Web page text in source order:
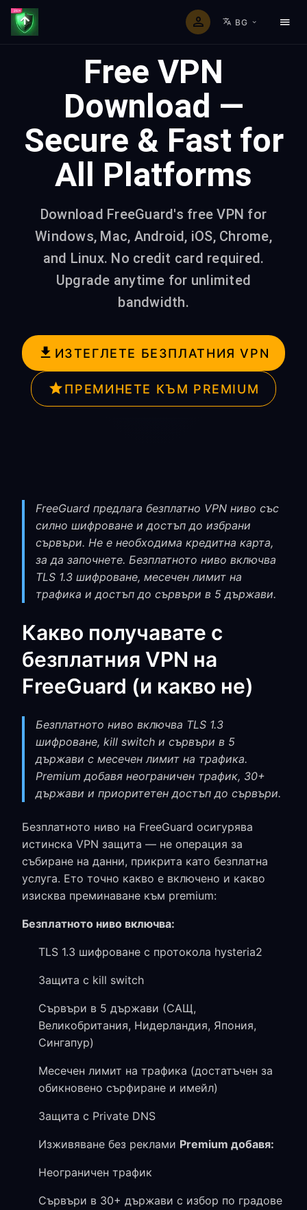
BG
Free VPN
Download —
Secure & Fast for
All Platforms
Download FreeGuard's free VPN for
Windows, Mac, Android, iOS, Chrome,
and Linux. No credit card required.
Upgrade anytime for unlimited
bandwidth.
ИЗТЕГЛЕТЕ БЕЗПЛАТНИЯ VPN
ПРЕМИНЕТЕ КЪМ PREMIUM
FreeGuard предлага безплатно VPN ниво със
силно шифроване и достъп до избрани
сървъри. Не е необходима кредитна карта,
за да започнете. Безплатното ниво включва
TLS 1.3 шифроване, месечен лимит на
трафика и достъп до сървъри в 5 държави.
Какво получавате с
безплатния VPN на
FreeGuard (и какво не)
Безплатното ниво включва TLS 1.3
шифроване, kill switch и сървъри в 5
държави с месечен лимит на трафика.
Premium добавя неограничен трафик, 30+
държави и приоритетен достъп до сървъри.
Безплатното ниво на FreeGuard осигурява
истинска VPN защита — не операция за
събиране на данни, прикрита като безплатна
услуга. Ето точно какво е включено и какво
изисква преминаване към premium:
Безплатното ниво включва:
TLS 1.3 шифроване с протокола hysteria2
Защита с kill switch
Сървъри в 5 държави (САЩ,
Великобритания, Нидерландия, Япония,
Сингапур)
Месечен лимит на трафика (достатъчен за
обикновено сърфиране и имейл)
Защита с Private DNS
Изживяване без реклами Premium добавя:
Неограничен трафик
Сървъри в 30+ държави с избор по градове